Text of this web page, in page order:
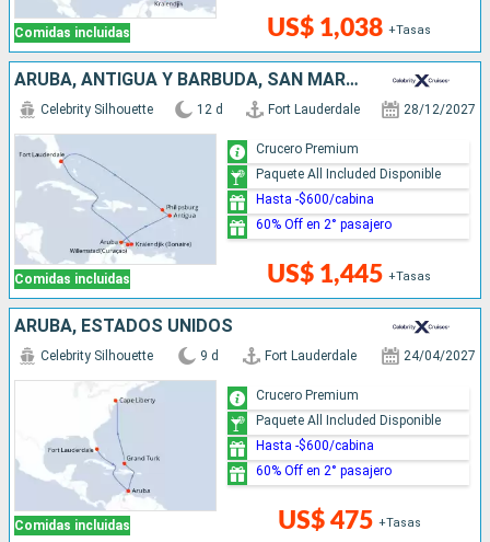
Comidas incluidas US$ 1,038 +Tasas
ARUBA, ANTIGUA Y BARBUDA, SAN MARTÍN, ESTADOS UNIDOS
Comidas incluidas
Celebrity Silhouette 12 d Fort Lauderdale 28/12/2027
US$ 1,445 +Tasas
Crucero Premium
Paquete All Included Disponible
Hasta -$600/cabina
60% Off en 2° pasajero
ARUBA, ESTADOS UNIDOS
Comidas incluidas
Celebrity Silhouette 9 d Fort Lauderdale 24/04/2027
US$ 475 +Tasas
Crucero Premium
Paquete All Included Disponible
Hasta -$600/cabina
60% Off en 2° pasajero